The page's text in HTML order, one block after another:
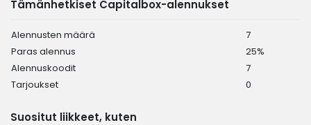
Tämänhetkiset Capitalbox-alennukset
Alennusten määrä
7
Paras alennus
25%
Alennuskoodit
7
Tarjoukset
0
Suositut liikkeet, kuten